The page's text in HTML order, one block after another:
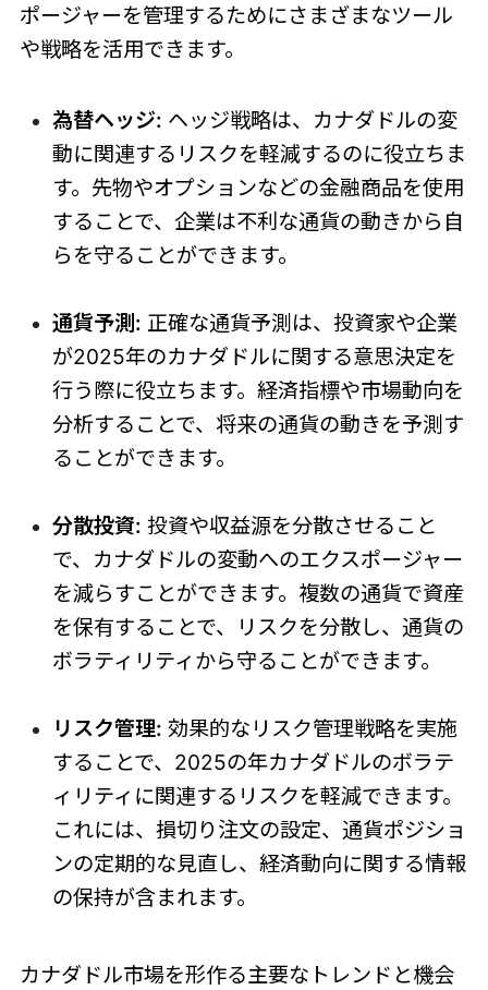
ポージャーを管理するためにさまざまなツール
や戦略を活用できます。
為替ヘッジ: ヘッジ戦略は、カナダドルの変
動に関連するリスクを軽減するのに役立ちま
す。先物やオプションなどの金融商品を使用
することで、企業は不利な通貨の動きから自
らを守ることができます。
通貨予測: 正確な通貨予測は、投資家や企業
が2025年のカナダドルに関する意思決定を
行う際に役立ちます。経済指標や市場動向を
分析することで、将来の通貨の動きを予測す
ることができます。
分散投資: 投資や収益源を分散させること
で、カナダドルの変動へのエクスポージャー
を減らすことができます。複数の通貨で資産
を保有することで、リスクを分散し、通貨の
ボラティリティから守ることができます。
リスク管理: 効果的なリスク管理戦略を実施
することで、2025の年カナダドルのボラテ
ィリティに関連するリスクを軽減できます。
これには、損切り注文の設定、通貨ポジショ
ンの定期的な見直し、経済動向に関する情報
の保持が含まれます。
カナダドル市場を形作る主要なトレンドと機会